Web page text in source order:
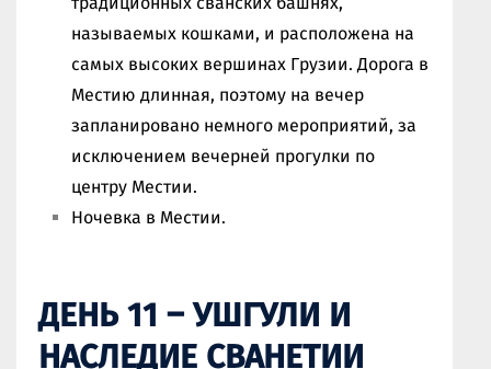
называемых кошками, и расположена на
самых высоких вершинах Грузии. Дорога в
Местию длинная, поэтому на вечер
запланировано немного мероприятий, за
исключением вечерней прогулки по
центру Местии.
Ночевка в Местии.
ДЕНЬ 11 – УШГУЛИ И
НАСЛЕДИЕ СВАНЕТИИ